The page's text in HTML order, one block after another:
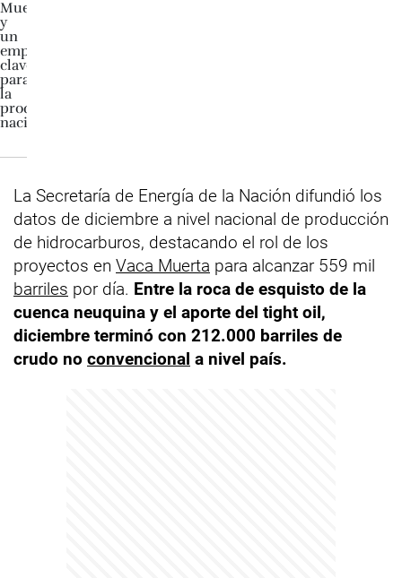
La Secretaría de Energía de la Nación difundió los
datos de diciembre a nivel nacional de producción
de hidrocarburos, destacando el rol de los
proyectos en Vaca Muerta para alcanzar 559 mil
barriles por día. Entre la roca de esquisto de la
cuenca neuquina y el aporte del tight oil,
diciembre terminó con 212.000 barriles de
crudo no convencional a nivel país.